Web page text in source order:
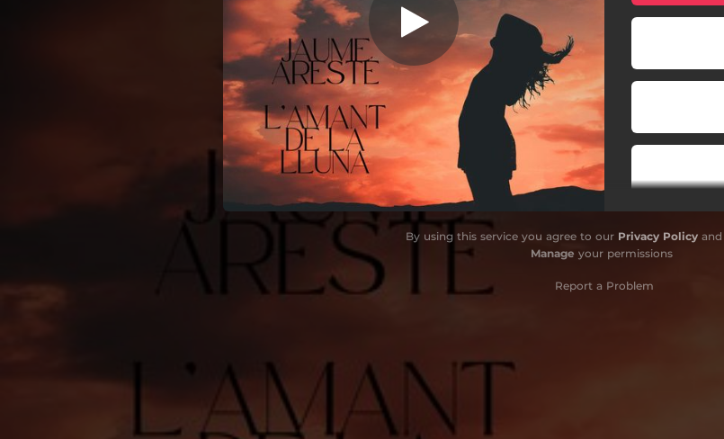
Estic amb tu
03:25
I el sol sortirà
03:36
Somnis de passió
Massa velocitat
03:14
Llacunes a la meva ment
04:10
04:00
Lluna
Gràcies per estar
Des del meu cor cap al teu cor
02:57
By using this service you agree to our Privacy Policyand
Manage your permissions
Report a Problem